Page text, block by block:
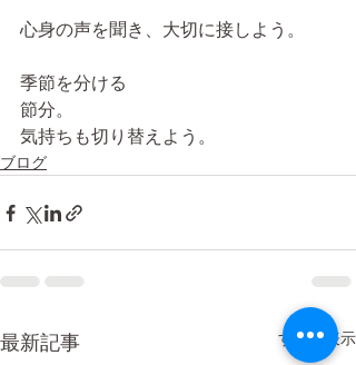
心身の声を聞き、大切に接しよう。
季節を分ける
節分。
気持ちも切り替えよう。
ブログ
最新記事 すべて表示